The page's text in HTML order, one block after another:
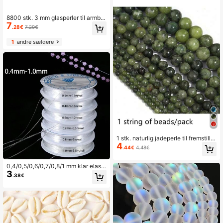
8800 stk. 3 mm glasperler til armbå
ndsfremstillingssæt, små perler, 24 f
arver hobbyperler til smykkefremstil
ling og hobbyarbejde - perlearbejde
og smykkefremstilling, perlesæt, lev
eres med organizer-æske, o-ringe
7.28€ 7.29€
1andre sælgere
0,4/0,5/0,6/0,7/0,8/1 mm klar elasti
sk snor, harpiks rund perletråd og g
ummisnor til smykkefremstilling til g
3.38€
1 stk. naturlig jadeperle til fremstillin
g af bedperler, armbånd, halskæder,
4.44€ 4.48€